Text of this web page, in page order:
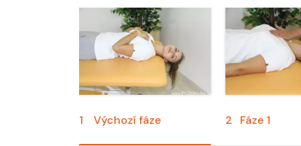
1 Výchozí fáze 2 Fáze 1